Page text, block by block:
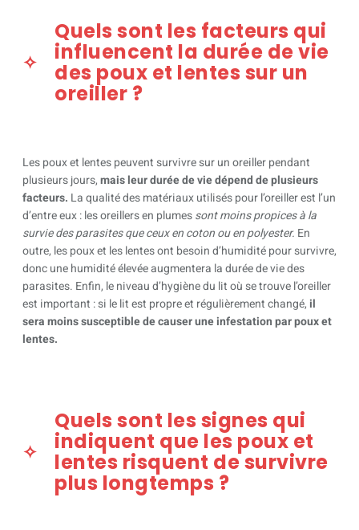
Quels sont les facteurs qui
influencent la durée de vie
des poux et lentes sur un
oreiller ?
Les poux et lentes peuvent survivre sur un oreiller pendant
plusieurs jours,mais leur durée de vie dépend de plusieurs
facteurs. La qualité des matériaux utilisés pour l’oreiller est l’un
d’entre eux : les oreillers en plumessont moins propices à la
survie des parasites que ceux en coton ou en polyester. En
outre, les poux et les lentes ont besoin d’humidité pour survivre,
donc une humidité élevée augmentera la durée de vie des
parasites. Enfin, le niveau d’hygiène du lit où se trouve l’oreiller
est important : si le lit est propre et régulièrement changé,il
sera moins susceptible de causer une infestation par poux et
lentes.
Quels sont les signes qui
indiquent que les poux et
lentes risquent de survivre
plus longtemps ?